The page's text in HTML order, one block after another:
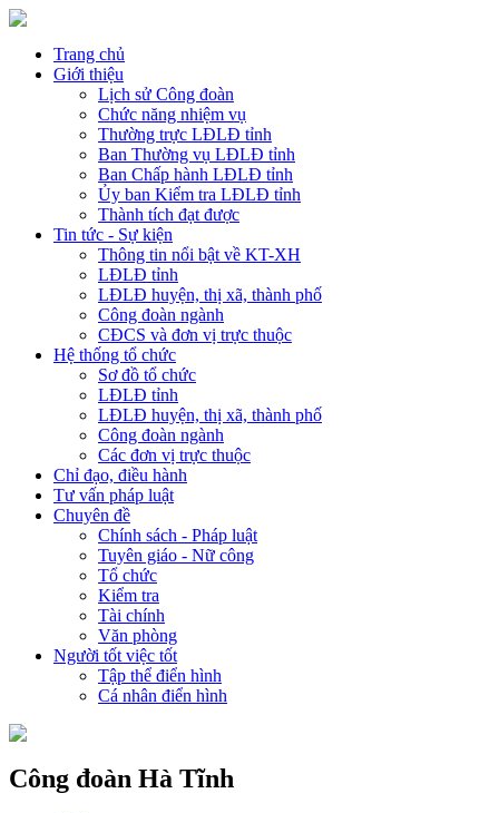
Trang chủ
Giới thiệu
Lịch sử Công đoàn
Chức năng nhiệm vụ
Thường trực LĐLĐ tỉnh
Ban Thường vụ LĐLĐ tỉnh
Ban Chấp hành LĐLĐ tỉnh
Ủy ban Kiểm tra LĐLĐ tỉnh
Thành tích đạt được
Tin tức - Sự kiện
Thông tin nổi bật về KT-XH
LĐLĐ tỉnh
LĐLĐ huyện, thị xã, thành phố
Công đoàn ngành
CĐCS và đơn vị trực thuộc
Hệ thống tổ chức
Sơ đồ tổ chức
LĐLĐ tỉnh
LĐLĐ huyện, thị xã, thành phố
Công đoàn ngành
Các đơn vị trực thuộc
Chỉ đạo, điều hành
Tư vấn pháp luật
Chuyên đề
Chính sách - Pháp luật
Tuyên giáo - Nữ công
Tổ chức
Kiểm tra
Tài chính
Văn phòng
Người tốt việc tốt
Tập thể điển hình
Cá nhân điển hình
Công đoàn Hà Tĩnh